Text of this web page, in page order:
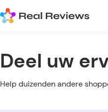
Deel uw
Help duizenden andere